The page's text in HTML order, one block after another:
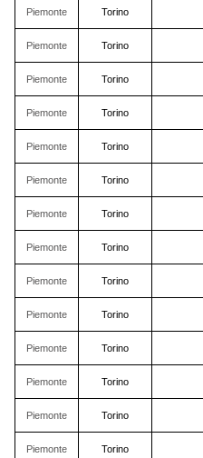
Piemonte Torino
Piemonte Torino
Piemonte Torino
Piemonte Torino
Piemonte Torino
Piemonte Torino
Piemonte Torino
Piemonte Torino
Piemonte Torino
Piemonte Torino
Piemonte Torino
Piemonte Torino
Piemonte Torino
Piemonte Torino